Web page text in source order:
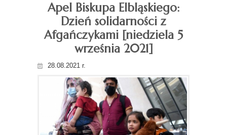
Apel Biskupa Elbląskiego:
Dzień solidarności z
Afgańczykami [niedziela 5
września 2021]
28.08.2021 r.